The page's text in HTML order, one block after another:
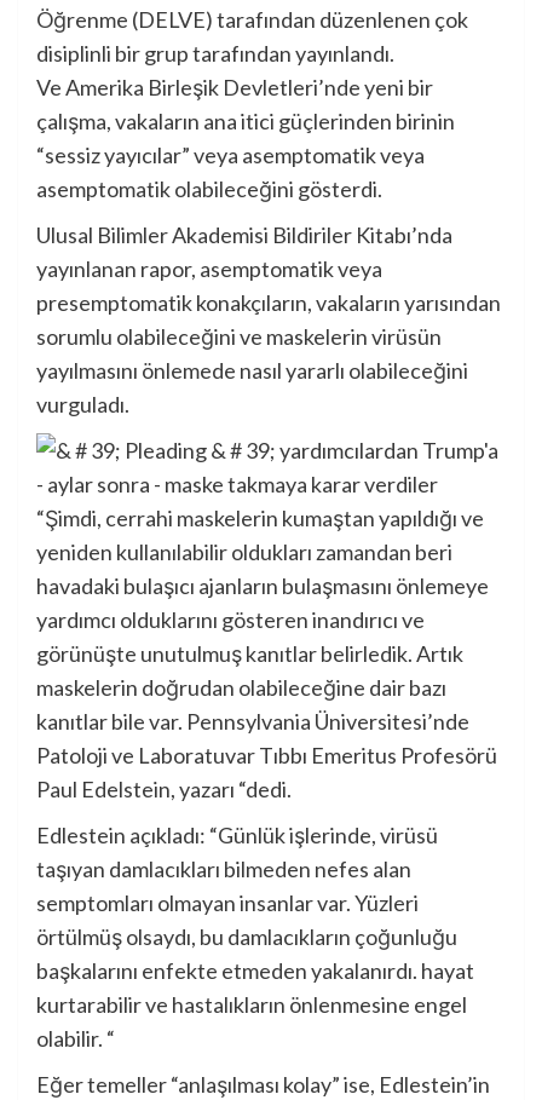
Öğrenme (DELVE) tarafından düzenlenen çok
disiplinli bir grup tarafından yayınlandı.
Ve Amerika Birleşik Devletleri’nde yeni bir
çalışma, vakaların ana itici güçlerinden birinin
“sessiz yayıcılar” veya asemptomatik veya
asemptomatik olabileceğini gösterdi.
Ulusal Bilimler Akademisi Bildiriler Kitabı’nda
yayınlanan rapor, asemptomatik veya
presemptomatik konakçıların, vakaların yarısından
sorumlu olabileceğini ve maskelerin virüsün
yayılmasını önlemede nasıl yararlı olabileceğini
vurguladı.
“Şimdi, cerrahi maskelerin kumaştan yapıldığı ve
yeniden kullanılabilir oldukları zamandan beri
havadaki bulaşıcı ajanların bulaşmasını önlemeye
yardımcı olduklarını gösteren inandırıcı ve
görünüşte unutulmuş kanıtlar belirledik. Artık
maskelerin doğrudan olabileceğine dair bazı
kanıtlar bile var. Pennsylvania Üniversitesi’nde
Patoloji ve Laboratuvar Tıbbı Emeritus Profesörü
Paul Edelstein, yazarı “dedi.
Edlestein açıkladı: “Günlük işlerinde, virüsü
taşıyan damlacıkları bilmeden nefes alan
semptomları olmayan insanlar var. Yüzleri
örtülmüş olsaydı, bu damlacıkların çoğunluğu
başkalarını enfekte etmeden yakalanırdı. hayat
kurtarabilir ve hastalıkların önlenmesine engel
olabilir. “
Eğer temeller “anlaşılması kolay” ise, Edlestein’in